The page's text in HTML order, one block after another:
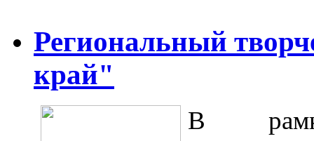
Региональный
край"
В